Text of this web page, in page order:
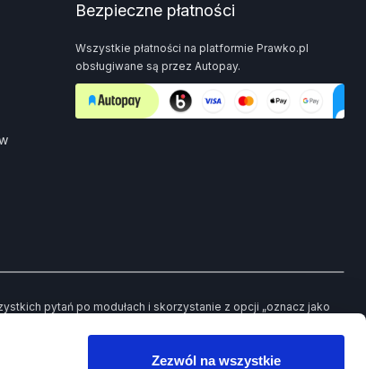
Zezwól na wszystkie
Bezpieczne płatności
Wszystkie płatności na platformie Prawko.pl
obsługiwane są przez Autopay.
pytań po modułach i skorzystanie z opcji „oznacz jako